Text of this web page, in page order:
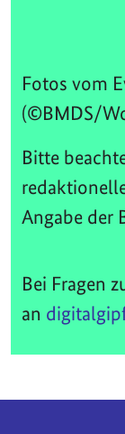
Fotos vom
(©BMDS/
Bitte
Angabe der
Bei Fragen
an